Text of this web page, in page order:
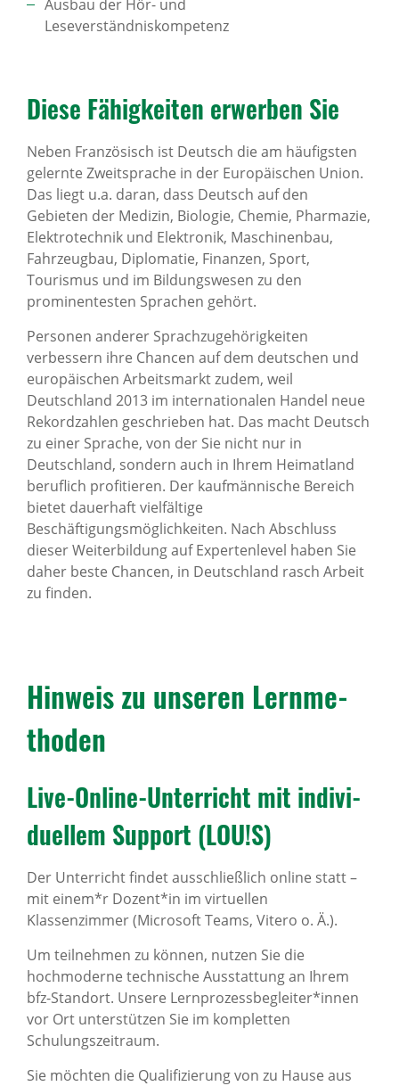
Ausbau der Hör- und
Leseverständniskompetenz
Diese Fähig­keiten erwerben Sie
Neben Französisch ist Deutsch die am häufigsten
gelernte Zweitsprache in der Europäischen Union.
Das liegt u.a. daran, dass Deutsch auf den
Gebieten der Medizin, Biologie, Chemie, Pharmazie,
Elektrotechnik und Elektronik, Maschinenbau,
Fahrzeugbau, Diplomatie, Finanzen, Sport,
Tourismus und im Bildungswesen zu den
prominentesten Sprachen gehört.
Personen anderer Sprachzugehörigkeiten
verbessern ihre Chancen auf dem deutschen und
europäischen Arbeitsmarkt zudem, weil
Deutschland 2013 im internationalen Handel neue
Rekordzahlen geschrieben hat. Das macht Deutsch
zu einer Sprache, von der Sie nicht nur in
Deutschland, sondern auch in Ihrem Heimatland
beruflich profitieren. Der kaufmännische Bereich
bietet dauerhaft vielfältige
Beschäftigungsmöglichkeiten. Nach Abschluss
dieser Weiterbildung auf Expertenlevel haben Sie
daher beste Chancen, in Deutschland rasch Arbeit
zu finden.
Hinweis zu unseren Lern­me­
thoden
Live-Online-Unter­richt mit indi­vi­
du­ellem Support (LOU!S)
Der Unterricht findet ausschließlich online statt –
mit einem*r Dozent*in im virtuellen
Klassenzimmer (Microsoft Teams, Vitero o. Ä.).
Um teilnehmen zu können, nutzen Sie die
hochmoderne technische Ausstattung an Ihrem
bfz-Standort. Unsere Lernprozessbegleiter*innen
vor Ort unterstützen Sie im kompletten
Schulungszeitraum.
Sie möchten die Qualifizierung von zu Hause aus